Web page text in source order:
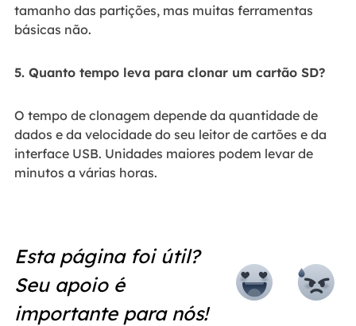
tamanho das partições, mas muitas ferramentas
básicas não.
5. Quanto tempo leva para clonar um cartão SD?
O tempo de clonagem depende da quantidade de
dados e da velocidade do seu leitor de cartões e da
interface USB. Unidades maiores podem levar de
minutos a várias horas.
Esta página foi útil?
Seu apoio é
importante para nós!